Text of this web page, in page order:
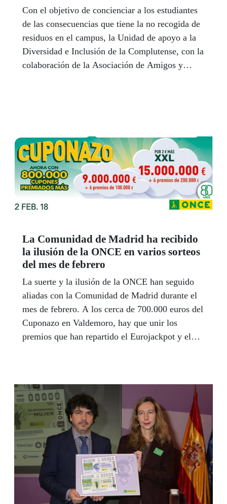
Con el objetivo de concienciar a los estudiantes
de las consecuencias que tiene la no recogida de
residuos en el campus, la Unidad de apoyo a la
Diversidad e Inclusión de la Complutense, con la
colaboración de la Asociación de Amigos y
La Comunidad de Madrid ha recibido
la ilusión de la ONCE en varios sorteos
del mes de febrero
La suerte y la ilusión de la ONCE han seguido
aliadas con la Comunidad de Madrid durante el
mes de febrero. A los cerca de 700.000 euros del
Cuponazo en Valdemoro, hay que unir los
premios que han repartido el Eurojackpot y el